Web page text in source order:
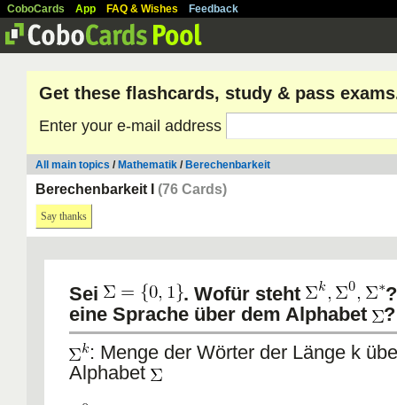
CoboCards App FAQ & Wishes Feedback
Get these flashcards, study & pass
Enter your e-mail address
All main topics / Mathematik / Berechenbarkeit
Berechenbarkeit I (76 Cards)
Say thanks
Sei . Wofür steht
eine Sprache über dem Alphabet
?
: Menge der Wörter der Länge k
Alphabet